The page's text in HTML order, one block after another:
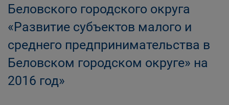
Беловского городского округа
«Развитие субъектов малого и
среднего предпринимательства в
Беловском городском округе» на
2016 год»